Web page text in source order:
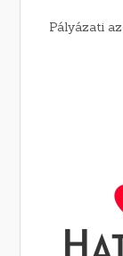
Pályázati